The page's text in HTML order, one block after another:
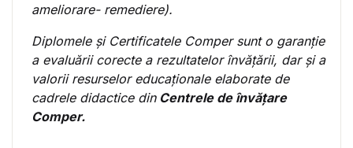
ameliorare- remediere).
Diplomele și Certificatele Comper sunt o garanție
a evaluării corecte a rezultatelor învățării, dar și a
valorii resurselor educaționale elaborate de
cadrele didactice dinCentrele de învățare
Comper.